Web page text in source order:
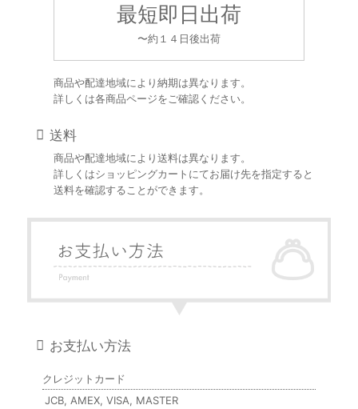
最短即日出荷
〜約１４日後出荷
商品や配達地域により納期は異なります。
詳しくは各商品ページをご確認ください。
送料
商品や配達地域により送料は異なります。
詳しくはショッピングカートにてお届け先を指定すると
送料を確認することができます。
お支払い方法
クレジットカード
JCB, AMEX, VISA, MASTER